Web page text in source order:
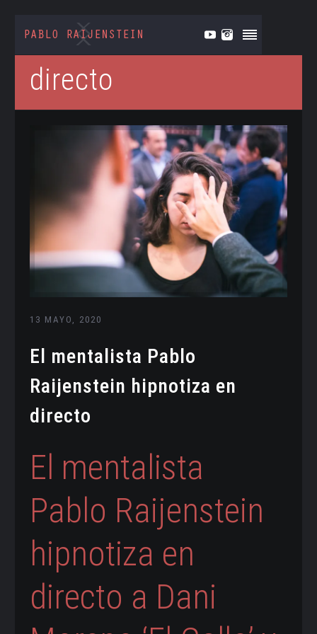
directo
13 MAYO, 2020
El mentalista Pablo
Raijenstein hipnotiza en
directo
El mentalista
Pablo Raijenstein
hipnotiza en
directo a Dani